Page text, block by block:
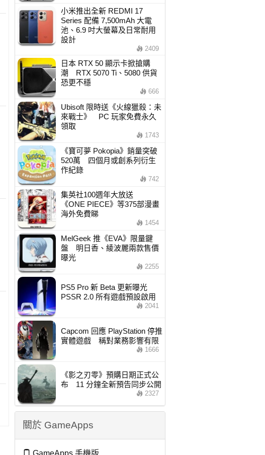
小米推出全新 REDMI 17
Series 配備 7,500mAh 大電
池、6.9 吋大螢幕及日常耐用
設計
2409
日本 RTX 50 顯示卡掀搶購
潮 RTX 5070 Ti、5080 供貨
恐更不穩
666
Ubisoft 限時送《火線獵殺：未
來戰士》 PC 玩家免費永久
領取
1743
《寶可夢 Pokopia》銷量突破
520萬 四個月或創系列衍生
作紀錄
742
集英社100週年大放送
《ONE PIECE》等375部漫畫
海外免費睇
1454
MelGeek 推《EVA》限量鍵
盤 明日香、綾波麗兩款售價
曝光
2255
PS5 Pro 新 Beta 更新曝光
PSSR 2.0 所有遊戲預設啟用
2041
Capcom 回應 PlayStation 停推
實體遊戲 稱對業務影響有限
1666
《影之刃零》預購日期正式公
布 11 分鐘全新預告同步公開
2327
關於 GameApps
GameApps 手機版